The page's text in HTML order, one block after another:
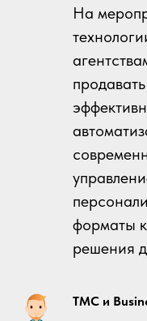
На
форматы
решения
TMC и